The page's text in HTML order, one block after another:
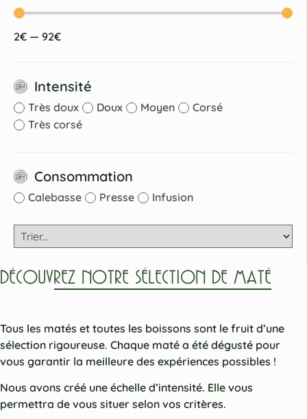
2€ — 92€
Intensité
Très doux Doux Moyen
Corsé
Très corsé
Consommation
Calebasse Presse Infusion
DÉCOUVREZ NOTRE SÉLECTION DE MATÉ
Tous les matés et toutes les boissons sont le fruit d’une
sélection rigoureuse. Chaque maté a été dégusté pour
vous garantir la meilleure des expériences possibles !
Nous avons créé une échelle d’intensité. Elle vous
permettra de vous situer selon vos critères.